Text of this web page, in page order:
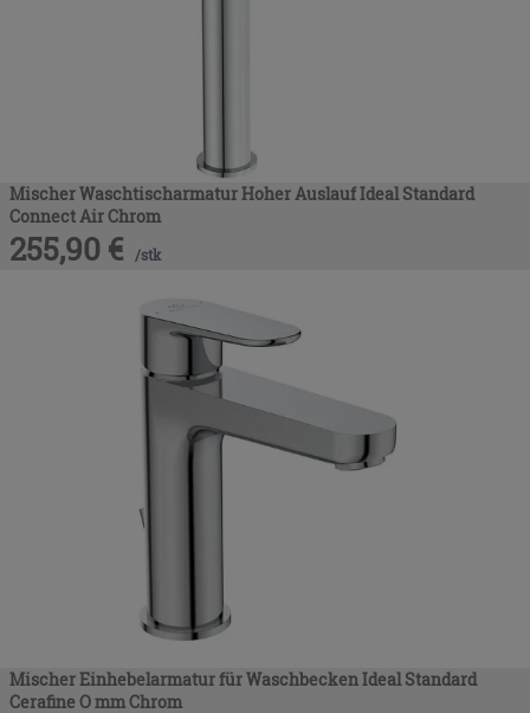
Mischer Waschtischarmatur Hoher Auslauf Ideal Standard
Connect Air Chrom
255,90 € /stk
Mischer Einhebelarmatur für Waschbecken Ideal Standard
Cerafine O mm Chrom